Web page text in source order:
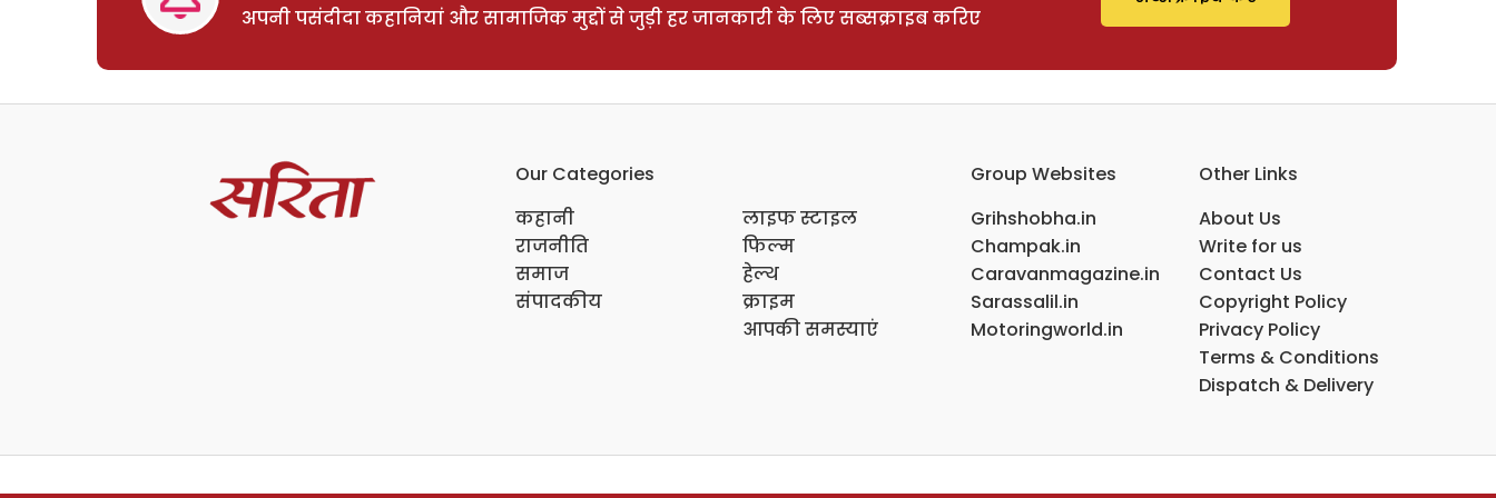
अपनी पसंदीदा कहानियां और सामाजिक मुद्दों से जुड़ी हर जानकारी के लिए सब्सक्राइब करिए
Our Categories
कहानी
राजनीति
समाज
संपादकीय
लाइफ स्टाइल
फिल्म
हेल्थ
क्राइम
आपकी समस्याएं
Group Websites
Grihshobha.in
Champak.in
Caravanmagazine.in
Sarassalil.in
Motoringworld.in
Other Links
About Us
Write for us
Contact Us
Copyright Policy
Privacy Policy
Terms & Conditions
Dispatch & Delivery